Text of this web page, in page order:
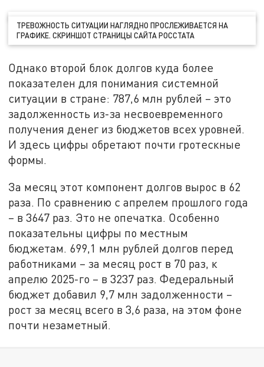
ТРЕВОЖНОСТЬ СИТУАЦИИ НАГЛЯДНО ПРОСЛЕЖИВАЕТСЯ НА
ГРАФИКЕ. СКРИНШОТ СТРАНИЦЫ САЙТА РОССТАТА
Однако второй блок долгов куда более
показателен для понимания системной
ситуации в стране: 787,6 млн рублей – это
задолженность из-за несвоевременного
получения денег из бюджетов всех уровней.
И здесь цифры обретают почти гротескные
формы.
За месяц этот компонент долгов вырос в 62
раза. По сравнению с апрелем прошлого года
– в 3647 раз. Это не опечатка. Особенно
показательны цифры по местным
бюджетам. 699,1 млн рублей долгов перед
работниками – за месяц рост в 70 раз, к
апрелю 2025-го – в 3237 раз. Федеральный
бюджет добавил 9,7 млн задолженности –
рост за месяц всего в 3,6 раза, на этом фоне
почти незаметный.